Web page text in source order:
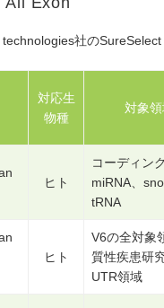
社のSureSelect
対応生
物種
対象
ヒト
コーディン
miRNA、
tRNA
ヒト
V6の全対象
質性疾患研
UTR領域